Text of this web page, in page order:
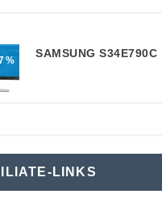
SAMSUNG S34E790C
LINKS